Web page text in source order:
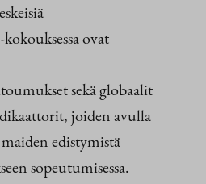
ovat
sekä globaalit
joiden avulla
edistymistä
sopeutumisessa.